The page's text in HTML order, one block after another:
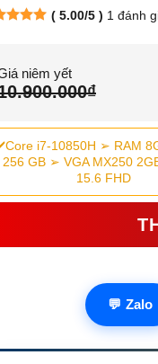
( 5.00/5 ) 1 đánh
niêm yết
i7-10850H ➢ RAM
256 GB ➢ VGA MX250
15.6 FHD
💬 Zalo